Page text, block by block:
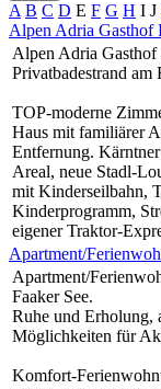
A B C D E F G H I J
Alpen Adria Gasthof
Alpen Adria
Privatbadestrand am
TOP-moderne
Haus mit familiärer
Entfernung.
Areal, neue Stadl-
mit Kinderseilbahn,
Kinderprogramm,
eigener Traktor-
Apartment/
Apartment/
Faaker See.
Ruhe und Erholung,
Möglichkeiten für
Komfort-